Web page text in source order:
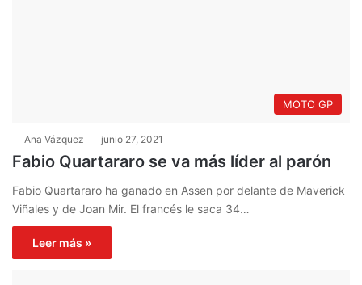
MOTO GP
Ana Vázquez junio 27, 2021
Fabio Quartararo se va más líder al parón
Fabio Quartararo ha ganado en Assen por delante de Maverick
Viñales y de Joan Mir. El francés le saca 34…
Leer más »